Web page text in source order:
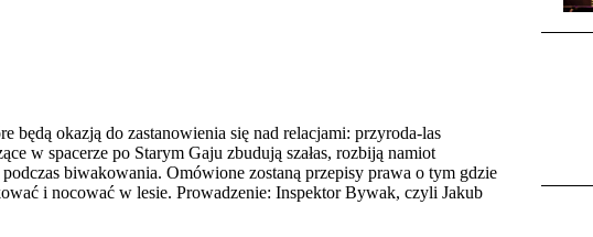
będą okazją do zastanowienia się nad relacjami: przyroda-las
w spacerze po Starym Gaju zbudują szałas, rozbiją namiot
biwakowania. Omówione zostaną przepisy prawa o tym gdzie
i nocować w lesie. Prowadzenie: Inspektor Bywak, czyli Jakub